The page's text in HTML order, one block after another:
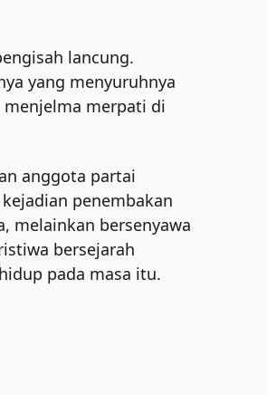
lancung.
yang menyuruhnya
menjelma merpati di
anggota partai
penembakan
melainkan bersenyawa
bersejarah
pada masa itu.